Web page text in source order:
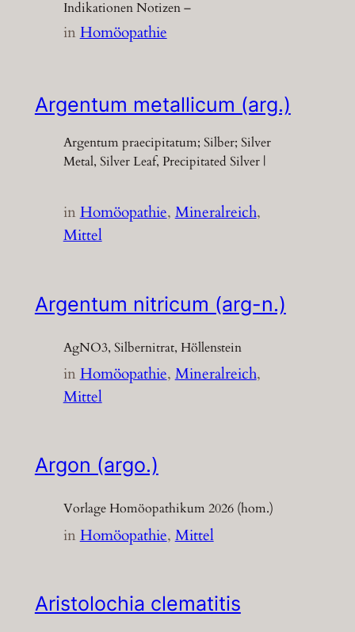
Indikationen Notizen –
inHomöopathie
Argentum metallicum (arg.)
Argentum praecipitatum; Silber; Silver
Metal, Silver Leaf, Precipitated Silver |
inHomöopathie, Mineralreich
Mittel
Argentum nitricum (arg-n.)
AgNO3, Silbernitrat, Höllenstein
inHomöopathie, Mineralreich
Mittel
Argon (argo.)
Vorlage Homöopathikum 2026 (hom.)
inHomöopathie, Mittel
Aristolochia clematitis